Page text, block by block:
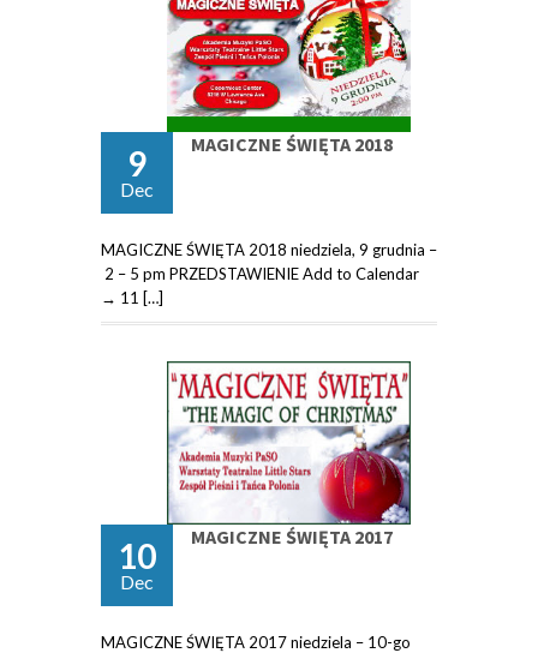
9
Dec
MAGICZNE ŚWIĘTA 2018
MAGICZNE ŚWIĘTA 2018 niedziela, 9 grudnia –
2 – 5 pm PRZEDSTAWIENIE Add to Calendar
→ 11 […]
10
Dec
MAGICZNE ŚWIĘTA 2017
MAGICZNE ŚWIĘTA 2017 niedziela – 10-go